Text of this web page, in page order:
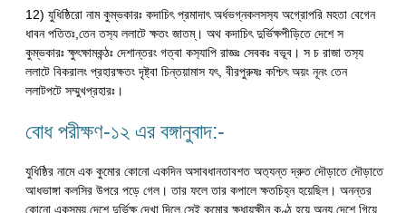
12) যুধিষ্ঠিরো নাম কুম্ভকারঃ কদাচিৎ প্রমাদাৎ অর্ধভগ্নকলসস‍্য অগ্রোপরি মহতা বেগেন
ধাবন পতিতঃ,তেন তস‍্য ললাটে ক্ষতং জাতম্। অথ কদাচিৎ দুর্ভিক্ষপীড়িতে দেশে স
কুম্ভকারঃ ক্ষুৎক্ষামকন্ঠঃ দেশান্তরং গত্বা কস‍্যাপি রাজ্ঞঃ সেবকঃ বভূব। স চ রাজা তস‍্য
ললাটে বিকরালং প্রহারক্ষতং দৃষ্ট্বা চিন্তয়ামাস যৎ, বীরপুরুষঃ কশ্চিৎ অয়ং নূনং তেন
ললাটপটে সম্মুখপ্রহারঃ।
বোধ পরীক্ষণ-১২ এর বঙ্গানুবাদ:-
যুধিষ্ঠির নামে এক কুমোর কোনো একদিন অসাবধানতাবশত অত‍্যন্ত দ্রুত দৌড়াতে দৌড়াতে
আধভাঙ্গা কলসির উপরে পড়ে গেল। তার ফলে তার কপালে ক্ষতচিহ্ন হয়েছিল। অনন্তর
কোনো একসময় দেশে দুর্ভিক্ষ দেখা দিলে সেই কুমোর ক্ষুধায়ক্ষীন কণ্ঠ হয়ে অন্য দেশে গিয়ে